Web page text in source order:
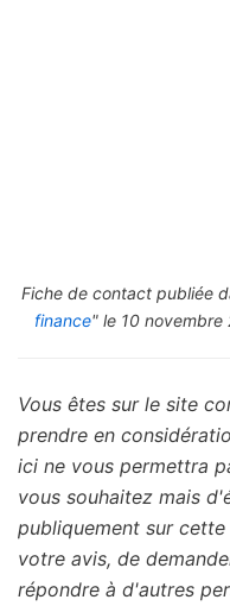
Fiche de contact publiée
finance" le 10 novembre
Vous êtes sur le site
prendre en
ici ne vous permettra
vous souhaitez mais
publiquement sur
votre avis, de
répondre à d'autres